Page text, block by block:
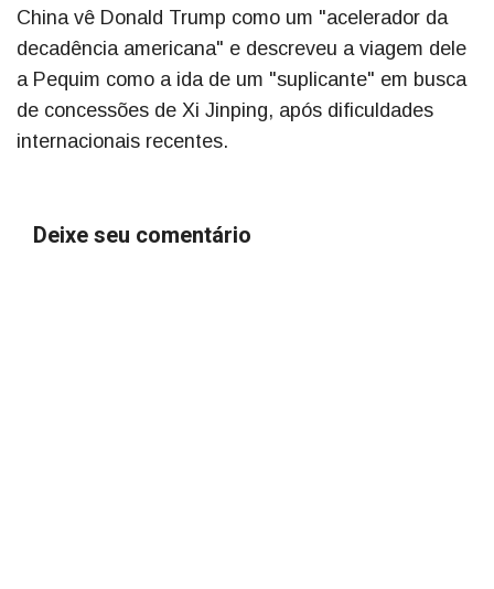
China vê Donald Trump como um "acelerador da
decadência americana" e descreveu a viagem dele
a Pequim como a ida de um "suplicante" em busca
de concessões de Xi Jinping, após dificuldades
internacionais recentes.
Deixe seu comentário